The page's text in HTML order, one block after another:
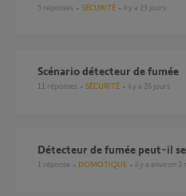
5 réponses SÉCURITÉ il y a 23 jours
scénario détecteur de fumée
11 réponses SÉCURITÉ il y a 26 jours
Détecteur de fumée peut-il
1 réponse DOMOTIQUE il y a environ 2